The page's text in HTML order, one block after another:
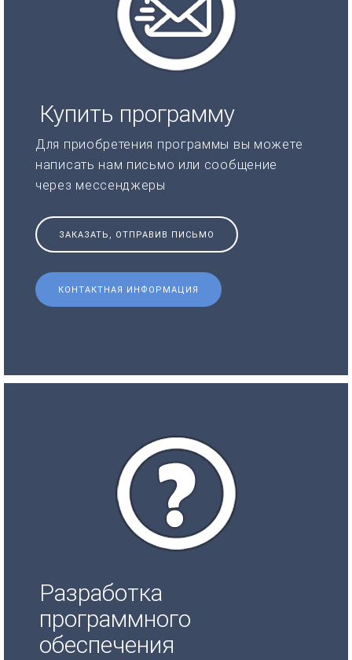
Купить программу
Для приобретения программы вы можете
написать нам письмо или сообщение
через мессенджеры
ЗАКАЗАТЬ, ОТПРАВИВ ПИСЬМО
КОНТАКТНАЯ ИНФОРМАЦИЯ
Разработка
программного
обеспечения